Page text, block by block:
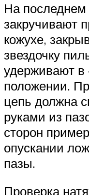
На последнем
закручивают
кожухе,
звездочку
удерживают в
положении.
цепь должна
руками из
сторон
опускании
пазы.
Проверка